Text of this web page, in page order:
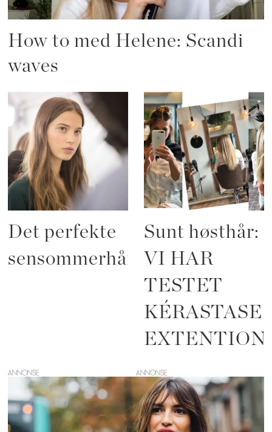
How to med Helene: Scandi
waves
Det perfekte
sensommerhåret
Sunt høsthår:
VI HAR
TESTET
KÉRASTASE
ANNONSE